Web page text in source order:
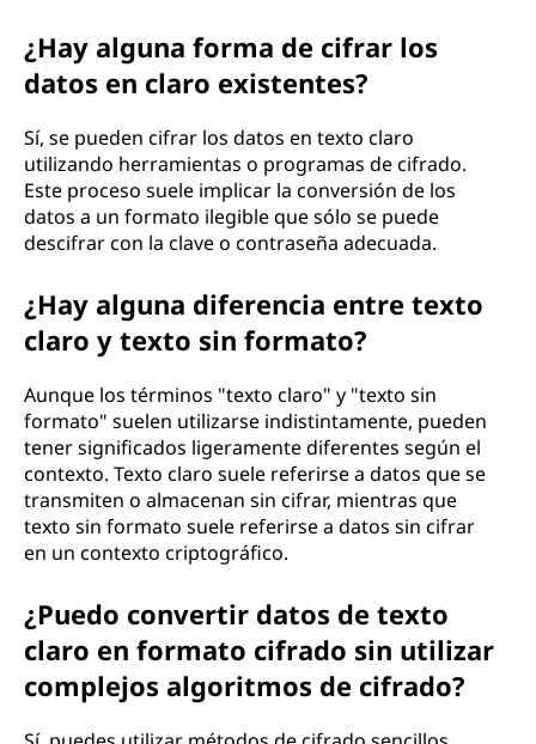
¿Hay alguna forma de cifrar los
datos en claro existentes?
Sí, se pueden cifrar los datos en texto claro
utilizando herramientas o programas de cifrado.
Este proceso suele implicar la conversión de los
datos a un formato ilegible que sólo se puede
descifrar con la clave o contraseña adecuada.
¿Hay alguna diferencia entre texto
claro y texto sin formato?
Aunque los términos "texto claro" y "texto sin
formato" suelen utilizarse indistintamente, pueden
tener significados ligeramente diferentes según el
contexto. Texto claro suele referirse a datos que se
transmiten o almacenan sin cifrar, mientras que
texto sin formato suele referirse a datos sin cifrar
en un contexto criptográfico.
¿Puedo convertir datos de texto
claro en formato cifrado sin utilizar
complejos algoritmos de cifrado?